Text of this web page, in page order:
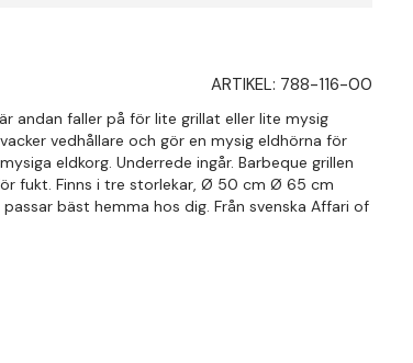
ARTIKEL: 788-116-00
andan faller på för lite grillat eller lite mysig
vedhållare och gör en mysig eldhörna för
eldkorg. Underrede ingår. Barbeque grillen
fukt. Finns i tre storlekar, Ø 50 cm Ø 65 cm
bäst hemma hos dig. Från svenska Affari of